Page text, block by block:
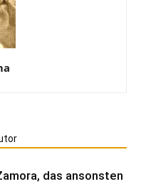
das ansonsten